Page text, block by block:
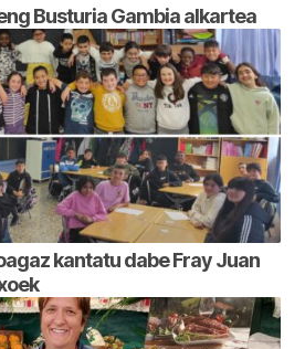
Busturia Gambia alkartea
kantatu dabe Fray Juan